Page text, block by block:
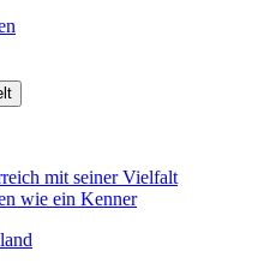
mit seiner Vielfalt
wie ein Kenner